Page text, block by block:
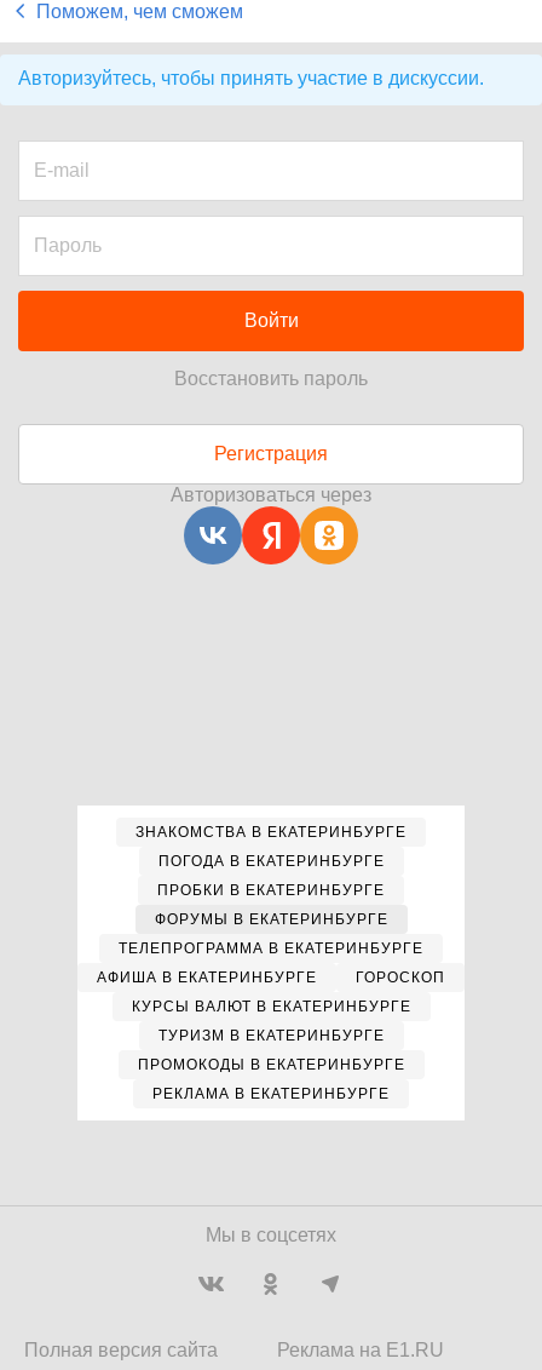
Поможем, чем сможем
Авторизуйтесь, чтобы принять участие в дискуссии.
Войти
Восстановить пароль
Регистрация
Авторизоваться через
ЗНАКОМСТВА В ЕКАТЕРИНБУРГЕ
ПОГОДА В ЕКАТЕРИНБУРГЕ
ПРОБКИ В ЕКАТЕРИНБУРГЕ
ФОРУМЫ В ЕКАТЕРИНБУРГЕ
ТЕЛЕПРОГРАММА В ЕКАТЕРИНБУРГЕ
АФИША В ЕКАТЕРИНБУРГЕ
ГОРОСКОП
КУРСЫ ВАЛЮТ В ЕКАТЕРИНБУРГЕ
ТУРИЗМ В ЕКАТЕРИНБУРГЕ
ПРОМОКОДЫ В ЕКАТЕРИНБУРГЕ
РЕКЛАМА В ЕКАТЕРИНБУРГЕ
Мы в соцсетях
Полная версия сайта Реклама на E1.RU